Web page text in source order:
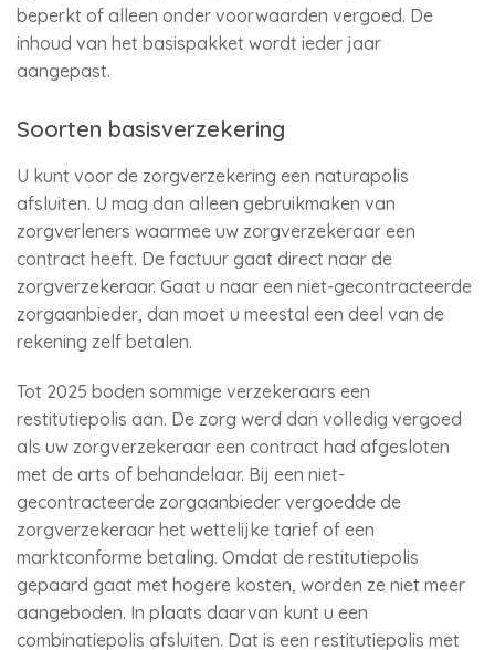
beperkt of alleen onder voorwaarden vergoed. De
inhoud van het basispakket wordt ieder jaar
aangepast.
Soorten basisverzekering
U kunt voor de zorgverzekering een naturapolis
afsluiten. U mag dan alleen gebruikmaken van
zorgverleners waarmee uw zorgverzekeraar een
contract heeft. De factuur gaat direct naar de
zorgverzekeraar. Gaat u naar een niet-gecontracteerde
zorgaanbieder, dan moet u meestal een deel van de
rekening zelf betalen.
Tot 2025 boden sommige verzekeraars een
restitutiepolis aan. De zorg werd dan volledig vergoed
als uw zorgverzekeraar een contract had afgesloten
met de arts of behandelaar. Bij een niet-
gecontracteerde zorgaanbieder vergoedde de
zorgverzekeraar het wettelijke tarief of een
marktconforme betaling. Omdat de restitutiepolis
gepaard gaat met hogere kosten, worden ze niet meer
aangeboden. In plaats daarvan kunt u een
combinatiepolis afsluiten. Dat is een restitutiepolis met